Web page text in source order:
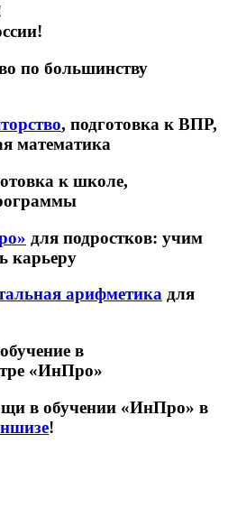
по большинству
, подготовка к ВПР,
математика
к школе,
для подростков: учим
карьеру
арифметика для
в
«ИнПро»
в обучении «ИнПро» в
!